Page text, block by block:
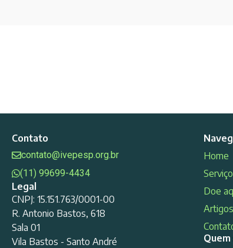
Contato
contato@ivepesp.org.br
(11) 99699-4434
Legal
CNPJ: 15.151.763/0001-00
R. Antonio Bastos, 618
Sala 01
Vila Bastos - Santo André
Home
Doe
Artigos